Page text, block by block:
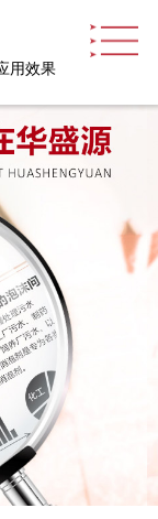
用效果